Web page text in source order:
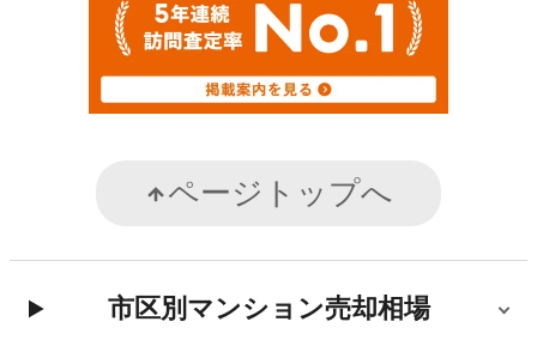
ページトップへ
市区別マンション売却相場